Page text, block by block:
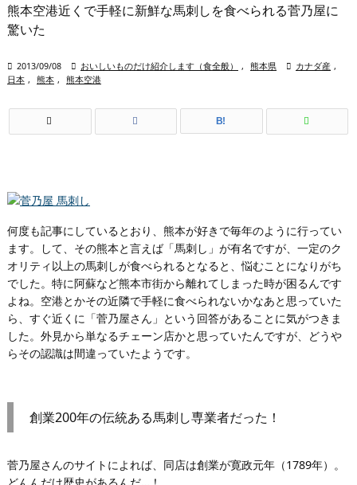
熊本空港近くで手軽に新鮮な馬刺しを食べられる菅乃屋に
驚いた
 2013/09/08  おいしいものだけ紹介します（食全般） , 熊本県  カナダ産 ,
日本 , 熊本 , 熊本空港
B!
何度も記事にしているとおり、熊本が好きで毎年のように行ってい
ます。して、その熊本と言えば「馬刺し」が有名ですが、一定のク
オリティ以上の馬刺しが食べられるとなると、悩むことになりがち
でした。特に阿蘇など熊本市街から離れてしまった時が困るんです
よね。空港とかその近隣で手軽に食べられないかなあと思っていた
ら、すぐ近くに「菅乃屋さん」という回答があることに気がつきま
した。外見から単なるチェーン店かと思っていたんですが、どうや
らその認識は間違っていたようです。
創業200年の伝統ある馬刺し専業者だった！
菅乃屋さんのサイトによれば、同店は創業が寛政元年（1789年）。
どんんだけ歴史があるんだ…！